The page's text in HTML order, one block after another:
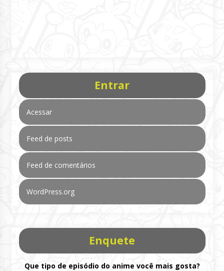
Entrar
Acessar
Feed de posts
Feed de comentários
WordPress.org
Enquete
Que tipo de episódio do anime você mais gosta?